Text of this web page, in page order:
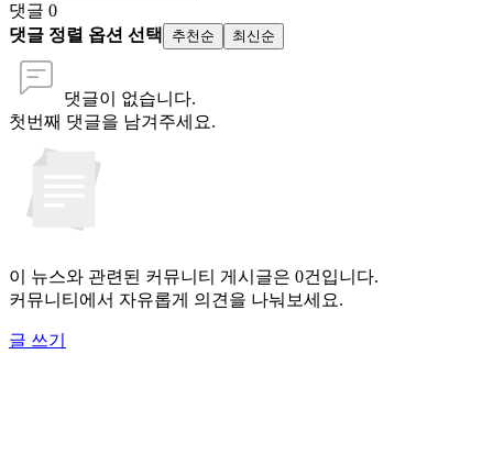
댓글 0
댓글 정렬 옵션 선택
추천순 최신순
댓글이 없습니다.
첫번째 댓글을 남겨주세요.
이 뉴스와 관련된 커뮤니티 게시글은 0건입니다.
커뮤니티에서 자유롭게 의견을 나눠보세요.
글 쓰기